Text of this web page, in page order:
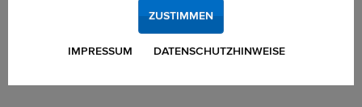
IMPRESSUM DATENSCHUTZHINWEISE
ZUSTIMMEN